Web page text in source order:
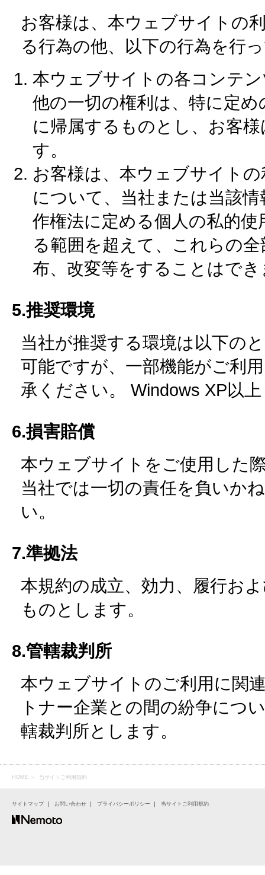
お客様は、本ウェブサイトの
る行為の他、以下の行為を行
本ウェブサイトの各コンテ
他の一切の権利は、特に定
に帰属するものとし、お客
す。
お客様は、本ウェブサイト
について、当社または当該
作権法に定める個人の私的
る範囲を超えて、これらの
布、改変等をすることはで
5.推奨環境
当社が推奨する環境は以下の
可能ですが、一部機能がご利
承ください。 Windows XP以
6.損害賠償
本ウェブサイトをご使用した
当社では一切の責任を負いか
い。
7.準拠法
本規約の成立、効力、履行お
ものとします。
8.管轄裁判所
本ウェブサイトのご利用に関
トナー企業との間の紛争につ
轄裁判所とします。
HOME ＞ 当サイトご利用規約
サイトマップ｜ お問い合わせ ｜ プライバシーポリシー ｜ 当サイトご利用規約